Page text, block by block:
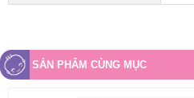
SẢN PHẨM CÙNG MỤC